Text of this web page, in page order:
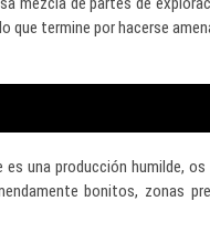
termine por hacerse
es una producción humilde,
bonitos, zonas